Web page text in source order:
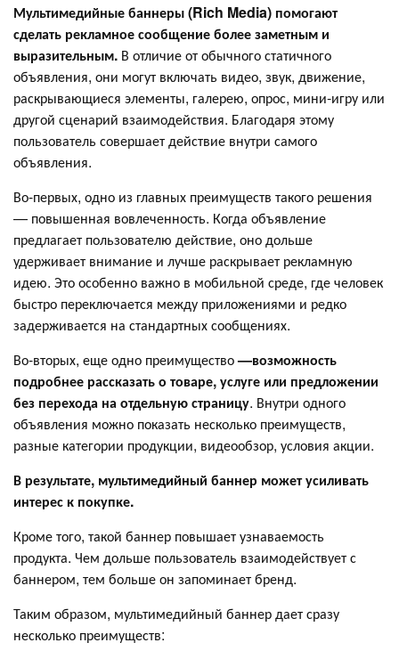
Мультимедийные баннеры (Rich Media) помогают
сделать рекламное сообщение более заметным и
выразительным. В отличие от обычного статичного
объявления, они могут включать видео, звук, движение,
раскрывающиеся элементы, галерею, опрос, мини-игру или
другой сценарий взаимодействия. Благодаря этому
пользователь совершает действие внутри самого
объявления.
Во-первых, одно из главных преимуществ такого решения
— повышенная вовлеченность. Когда объявление
предлагает пользователю действие, оно дольше
удерживает внимание и лучше раскрывает рекламную
идею. Это особенно важно в мобильной среде, где человек
быстро переключается между приложениями и редко
задерживается на стандартных сообщениях.
Во-вторых, еще одно преимущество—возможность
подробнее рассказать о товаре, услуге или предложении
без перехода на отдельную страницу. Внутри одного
объявления можно показать несколько преимуществ,
разные категории продукции, видеообзор, условия акции.
В результате, мультимедийный баннер может усиливать
интерес к покупке.
Кроме того, такой баннер повышает узнаваемость
продукта. Чем дольше пользователь взаимодействует с
баннером, тем больше он запоминает бренд.
Таким образом, мультимедийный баннер дает сразу
несколько преимуществ: